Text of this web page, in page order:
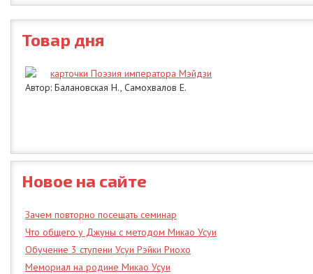
Товар дня
карточки Поэзия императора Мэйдзи
Автор: Балановская Н., Самохвалов Е.
Новое на сайте
Зачем повторно посещать семинар
Что общего у Джуны с методом Микао Усуи
Обучение 3 ступени Усуи Рэйки Риохо
Мемориал на родине Микао Усуи